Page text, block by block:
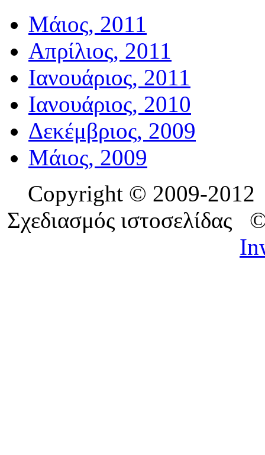
Μάιος, 2011
Απρίλιος, 2011
Ιανουάριος, 2011
Ιανουάριος, 2010
Δεκέμβριος, 2009
Μάιος, 2009
Copyright © 2009-
Σχεδιασμός